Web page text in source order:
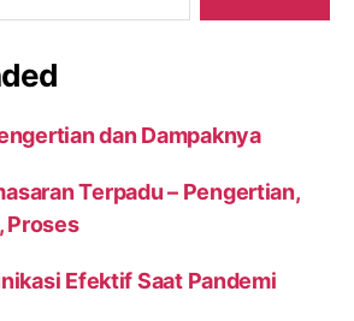
dan Dampaknya
Terpadu – Pengertian,
Proses
Efektif Saat Pandemi